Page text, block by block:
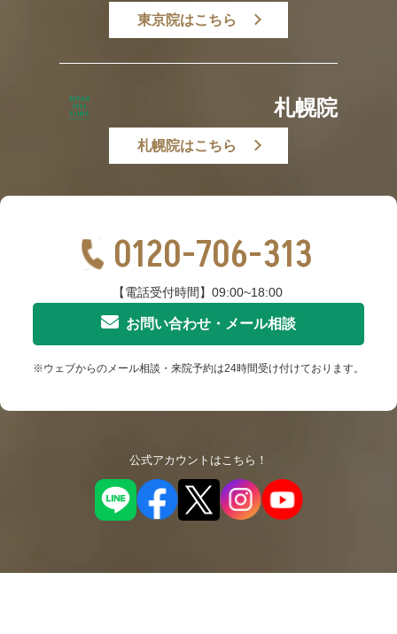
東京院はこちら
札幌院
札幌院はこちら
0120-706-313
【電話受付時間】09:00~18:00
お問い合わせ・メール相談
※ウェブからのメール相談・来院予約は24時間受け付けております。
公式アカウントはこちら！